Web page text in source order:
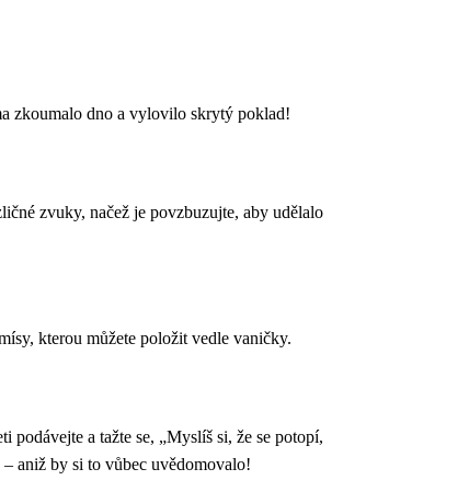
zkoumalo dno a vylovilo skrytý poklad!
zvuky, načež je povzbuzujte, aby udělalo
kterou můžete položit vedle vaničky.
a tažte se, „Myslíš si, že se potopí,
aniž by si to vůbec uvědomovalo!